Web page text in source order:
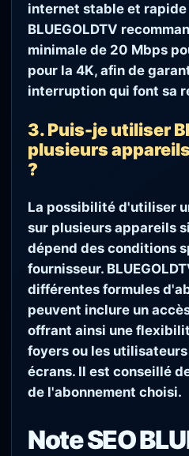
internet stable et
BLUEGOLDTV
minimale de 20 Mbps
pour la 4K, afin de
interruption qui font sa
3. Puis-je utiliser
plusieurs
?
La possibilité d'utiliser
sur plusieurs appareils
dépend des conditions
fournisseur.
différentes formules
peuvent inclure un
offrant ainsi une
foyers ou les
écrans. Il est conseillé
de l'abonnement choisi.
Note SEO